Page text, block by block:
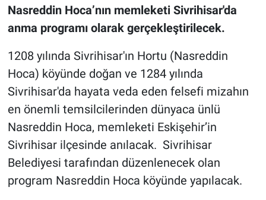
Nasreddin Hoca’nın memleketi Sivrihisar'da
anma programı olarak gerçekleştirilecek.
1208 yılında Sivrihisar'ın Hortu (Nasreddin
Hoca) köyünde doğan ve 1284 yılında
Sivrihisar'da hayata veda eden felsefi mizahın
en önemli temsilcilerinden dünyaca ünlü
Nasreddin Hoca, memleketi Eskişehir’in
Sivrihisar ilçesinde anılacak. Sivrihisar
Belediyesi tarafından düzenlenecek olan
program Nasreddin Hoca köyünde yapılacak.
Genel
Yerel
Magazin
Bilim ve Teknoloji